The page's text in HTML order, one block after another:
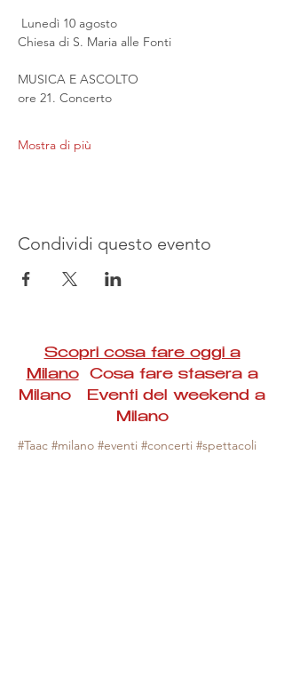
Lunedì 10 agosto
Chiesa di S. Maria alle Fonti
MUSICA E ASCOLTO
ore 21. Concerto
Mostra di più
Condividi questo evento
Scopri cosa fare oggi a
MilanoCosa fare stasera a
Milano Eventi del weekend a
Milano
#Taac #milano #eventi #concerti #spettacoli